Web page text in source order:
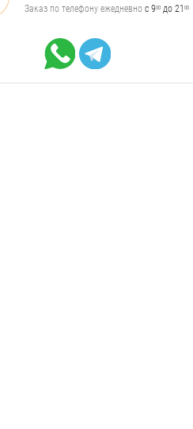
Заказ по телефону ежедневно с 900до 21 00